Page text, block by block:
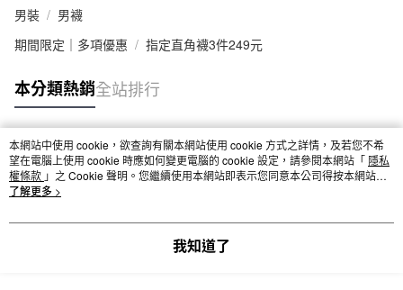
付款後7-11取貨
每筆NT$65，滿NT$1,000(含以上)免運費
宅配
每筆NT$150，滿NT$2,000(含以上)免運費
無印良品門市自取
免運費
男裝
男襪
期間限定｜多項優惠
指定直角襪3件249元
本分類熱銷全站排行
熱門標籤
本網站中使用 cookie，欲查詢有關本網站使用 cookie 方式之詳情，及若您不希
望在電腦上使用 cookie 時應如何變更電腦的 cookie 設定，請參閱本網站「 隱私
權條款 」之 Cookie 聲明。您繼續使用本網站即表示您同意本公司得按本網站使
用條款之 Cookie 聲明使用 cookie。
了解更多 >
我知道了